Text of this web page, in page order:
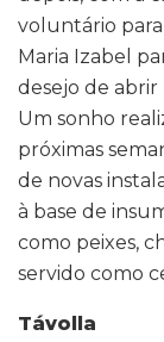
voluntário
Maria Izabel
desejo de
Um sonho
próximas
de novas
à base de
como peixes,
servido como
Távolla